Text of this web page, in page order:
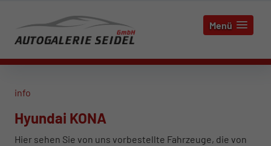
Menü
info
Hyundai KONA
Hier sehen Sie von uns vorbestellte Fahrzeuge, die von